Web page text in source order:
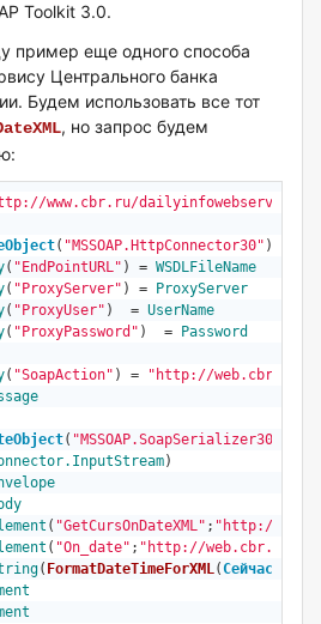
Toolkit 3.0.
пример еще одного способа
Центрального банка
Будем использовать все тот
, но запрос будем
www.cbr.ru/dailyinfowebserv/
( "MSSOAP.HttpConnector30" )
( "EndPointURL" ) = WSDLFileName
( "ProxyServer" ) =
ProxyServer
( "ProxyUser" )  = UserName
( "ProxyPassword" )  =
Password
( "SoapAction" ) =
"http://web.cbr.ru/
( "MSSOAP.SoapSerializer30"
)
( "GetCursOnDateXML" ; "http://
( "On_date" ; "http://web.cbr.ru/"
( FormatDateTimeForXML(Сейчас